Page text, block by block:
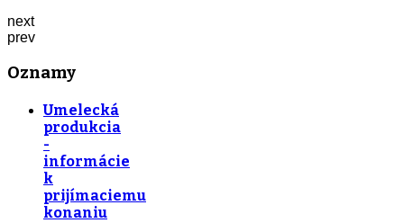
next
prev
Oznamy
Umelecká
produkcia
-
informácie
k
prijímaciemu
konaniu